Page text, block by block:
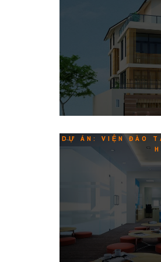
DỰ ÁN: VIỆN ĐÀO